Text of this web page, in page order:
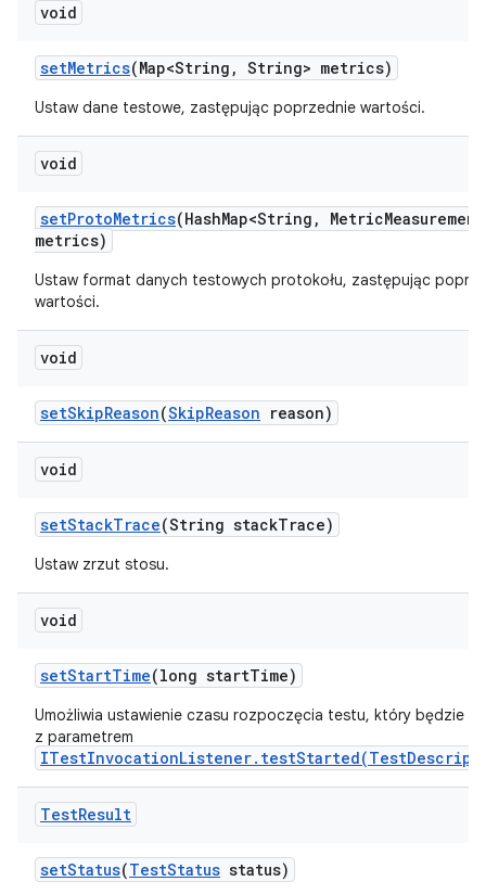
void
setMetrics(Map<String , String> metrics)
Ustaw dane testowe, zastępując poprzednie wartości.
void
setProtoMetrics(HashMap<String , MetricMeasurement
metrics)
Ustaw format danych testowych protokołu, zastępując
wartości.
void
setSkipReason(SkipReason reason)
void
setStackTrace(String stackTrace)
Ustaw zrzut stosu.
void
setStartTime(long startTime)
Umożliwia ustawienie czasu rozpoczęcia testu, który będzie
z parametrem
TestResult
setStatus(TestStatus status)